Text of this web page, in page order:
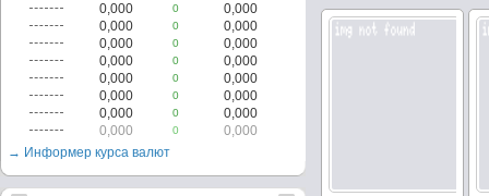
0,000
0
0,000
0,000
0
0,000
0,000
0
0,000
0,000
0
0,000
0,000
0
0,000
0,000
0
0,000
0,000
0
0,000
0,000
0
0,000
→ Информер курса валют